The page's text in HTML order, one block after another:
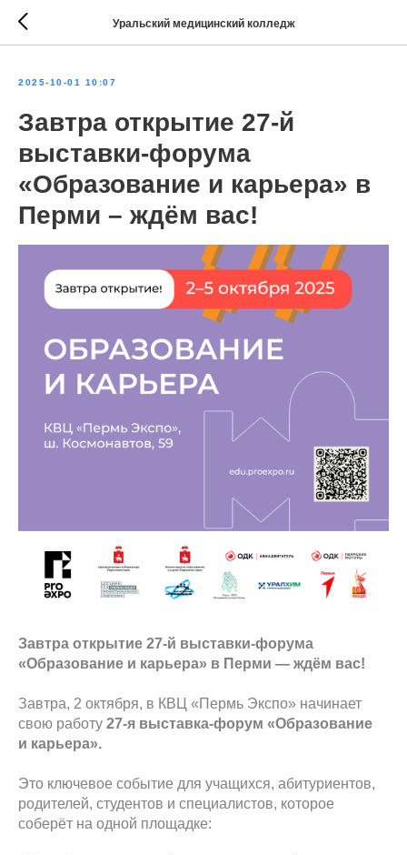
Уральский медицинский колледж
2025-10-01 10:07
Завтра открытие 27-й
выставки-форума
«Образование и карьера» в
Перми – ждём вас!
Завтра открытие 27-й выставки-форума
«Образование и карьера» в Перми — ждём вас!
Завтра, 2 октября, в КВЦ «Пермь Экспо» начинает
свою работу 27-я выставка-форум «Образование
и карьера».
Это ключевое событие для учащихся, абитуриентов,
родителей, студентов и специалистов, которое
соберёт на одной площадке: